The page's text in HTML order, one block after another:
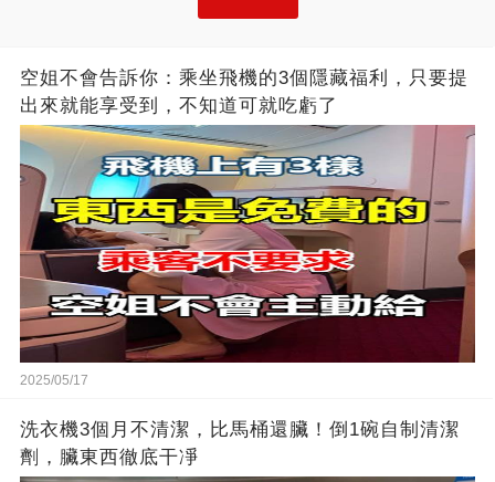
空姐不會告訴你：乘坐飛機的3個隱藏福利，只要提
出來就能享受到，不知道可就吃虧了
2025/05/17
洗衣機3個月不清潔，比馬桶還臟！倒1碗自制清潔
劑，臟東西徹底干凈